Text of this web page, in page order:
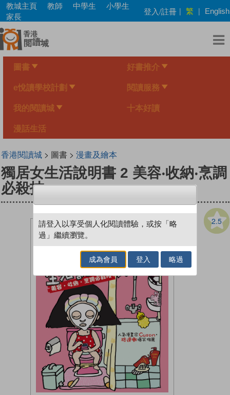
Skip
main
content
教城主頁 教師 中學生
小學生
家長
登入/註冊 | 繁 | English
圖書 好書推介
e悅讀學校計劃 閱讀服務
我的閱讀城 十本好讀
漫話生活
香港閱讀城> 圖書 > 漫畫及繪本
獨居女生活說明書 2 美容‧收納‧烹調
必殺技
2.5
請登入以享受個人化閱讀體驗，或按「略
過」繼續瀏覽。
成為會員 登入 略過